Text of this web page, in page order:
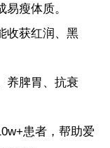
瘦体质。
获红润、黑
脾胃、抗衰
患者，帮助爱